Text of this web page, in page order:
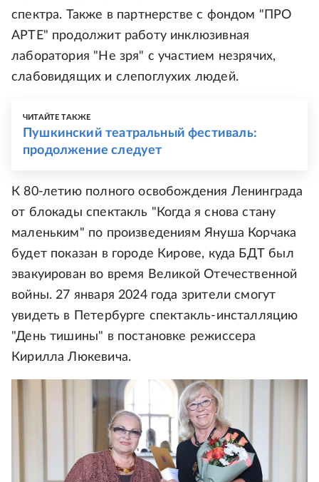
спектра. Также в партнерстве с фондом "ПРО
АРТЕ" продолжит работу инклюзивная
лаборатория "Не зря" с участием незрячих,
слабовидящих и слепоглухих людей.
ЧИТАЙТЕ ТАКЖЕ
Пушкинский театральный фестиваль:
продолжение следует
К 80-летию полного освобождения Ленинграда
от блокады спектакль "Когда я снова стану
маленьким" по произведениям Януша Корчака
будет показан в городе Кирове, куда БДТ был
эвакуирован во время Великой Отечественной
войны. 27 января 2024 года зрители смогут
увидеть в Петербурге спектакль-инсталляцию
"День тишины" в постановке режиссера
Кирилла Люкевича.